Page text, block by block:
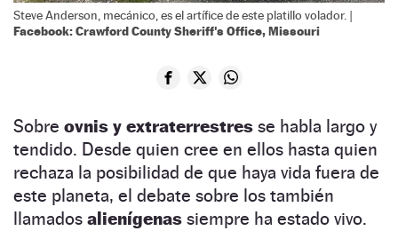
Steve Anderson, mecánico, es el artífice de este platillo volador. |
Facebook: Crawford County Sheriff's Office, Missouri
Sobre ovnis y extraterrestres se habla largo y
tendido. Desde quien cree en ellos hasta quien
rechaza la posibilidad de que haya vida fuera de
este planeta, el debate sobre los también
llamados alienígenas siempre ha estado vivo.